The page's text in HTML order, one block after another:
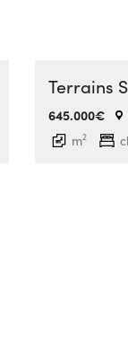
Terrains
645.000€
m2